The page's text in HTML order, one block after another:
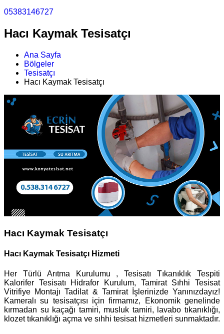
05383146727
Hacı Kaymak Tesisatçı
Ana Sayfa
Bölgeler
Tesisatçı
Hacı Kaymak Tesisatçı
Hacı Kaymak Tesisatçı
Hacı Kaymak Tesisatçı Hizmeti
Her Türlü Arıtma Kurulumu , Tesisatı Tıkanıklık Tespiti
Kalorifer Tesisatı Hidrafor Kurulum, Tamirat Sıhhi Tesisat
Vitrifiye Montajı Tadilat & Tamirat İşlerinizde Yanınızdayız!
Kameralı su tesisatçısı için firmamız, Ekonomik genelinde
kırmadan su kaçağı tamiri, musluk tamiri, lavabo tıkanıklığı,
klozet tıkanıklığı açma ve sıhhi tesisat hizmetleri sunmaktadır.